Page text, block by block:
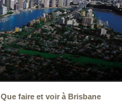
Que faire et voir à Brisbane